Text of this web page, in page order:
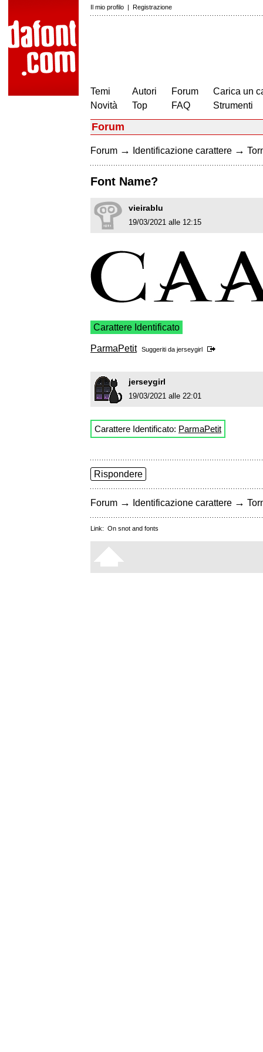
Il mio profilo | Registrazione
Temi
Novità
Autori
Top
Forum
FAQ
Carica un
Strumenti
Forum
Forum → Identificazione carattere →
Font Name?
vieirablu
19/03/2021 alle 12:15
Carattere Identificato
ParmaPetit Suggeriti da jerseygirl
jerseygirl
19/03/2021 alle 22:01
Carattere Identificato: ParmaPetit
Rispondere
Forum → Identificazione carattere →
Link: On snot and fonts